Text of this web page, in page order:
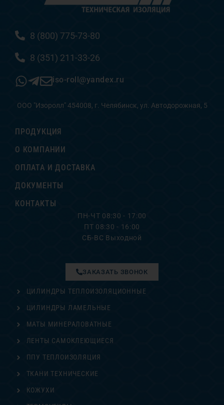
8 (800) 775-73-80
8 (351) 211-33-26
iso-roll@yandex.ru
ООО "Изоролл" 454008, г. Челябинск, ул. Автодорожная, 5
ПРОДУКЦИЯ
О КОМПАНИИ
ОПЛАТА И ДОСТАВКА
ДОКУМЕНТЫ
КОНТАКТЫ
ПН-ЧТ 08:30 - 17:00
ПТ 08:30 - 16:00
СБ-ВС Выходной
ЦИЛИНДРЫ ТЕПЛОИЗОЛЯЦИОННЫЕ
ЦИЛИНДРЫ ЛАМЕЛЬНЫЕ
МАТЫ МИНЕРАЛОВАТНЫЕ
ЛЕНТЫ САМОКЛЕЮЩИЕСЯ
ППУ ТЕПЛОИЗОЛЯЦИЯ
ТКАНИ ТЕХНИЧЕСКИЕ
ЗАКАЗАТЬ ЗВОНОК
КОЖУХИ